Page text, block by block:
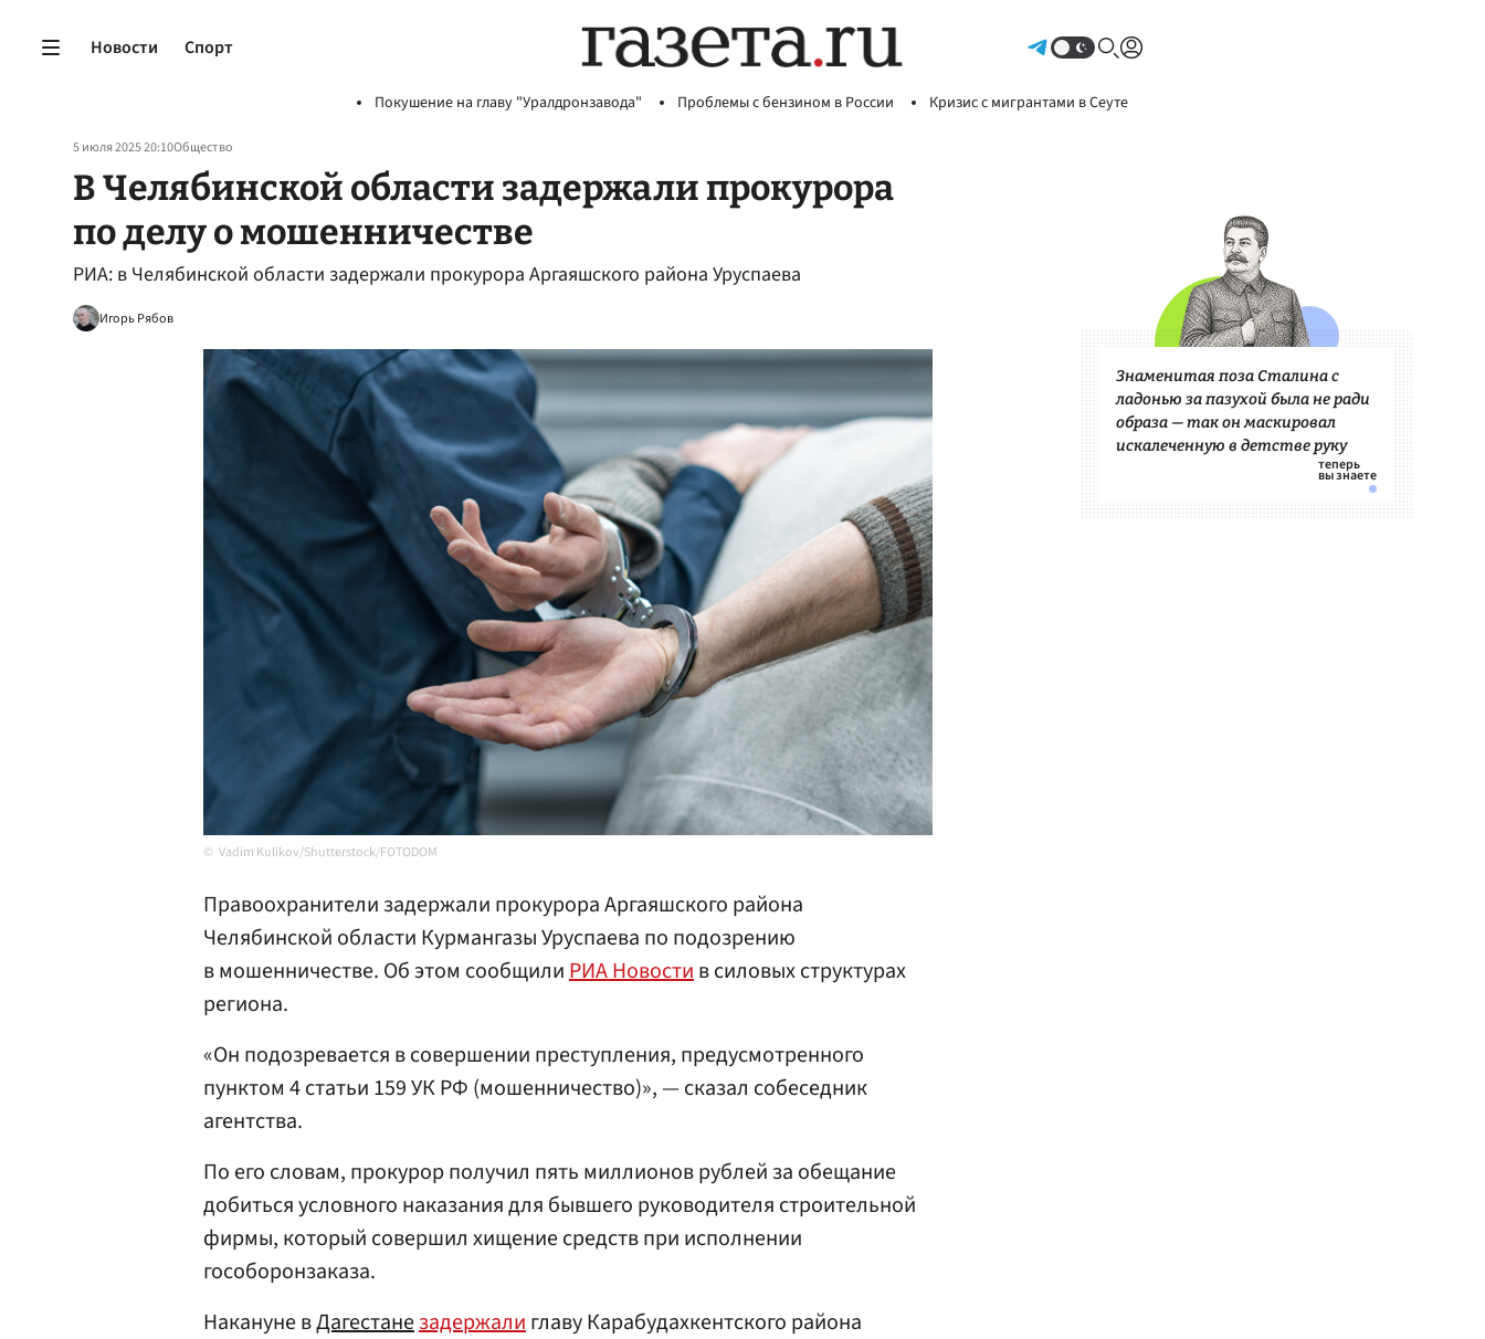
Новости Спорт
Покушение на главу "Уралдронзавода" Проблемы с бензином в России Кризис с мигрантами в Сеуте
5 июля 2025 20:10Общество
В Челябинской области задержали прокурора
по делу о мошенничестве
РИА: в Челябинской области задержали прокурора Аргаяшского района Уруспаева
Игорь Рябов
Vadim Kulikov/Shutterstock/FOTODOM
Правоохранители задержали прокурора Аргаяшского района
Челябинской области Курмангазы Уруспаева по подозрению
в мошенничестве. Об этом сообщилиРИА Новостив силовых структурах
региона.
«Он подозревается в совершении преступления, предусмотренного
пунктом 4 статьи 159 УК РФ (мошенничество)», — сказал собеседник
агентства.
По его словам, прокурор получил пять миллионов рублей за обещание
добиться условного наказания для бывшего руководителя строительной
фирмы, который совершил хищение средств при исполнении
гособоронзаказа.
Накануне вДагестанезадержалиглаву Карабудахкентского района
Знаменитая поза Сталина с
ладонью за пазухой была не ради
образа — так он маскировал
искалеченную в детстве руку